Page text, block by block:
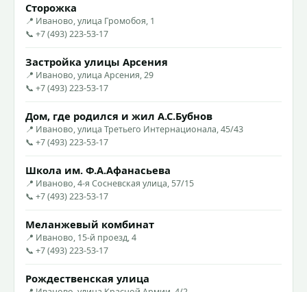
Сторожка
📍 Иваново, улица Громобоя, 1
📞 +7 (493) 223-53-17
Застройка улицы Арсения
📍 Иваново, улица Арсения, 29
📞 +7 (493) 223-53-17
Дом, где родился и жил А.С.Бубнов
📍 Иваново, улица Третьего Интернационала, 45/43
📞 +7 (493) 223-53-17
Школа им. Ф.А.Афанасьева
📍 Иваново, 4-я Сосневская улица, 57/15
📞 +7 (493) 223-53-17
Меланжевый комбинат
📍 Иваново, 15-й проезд, 4
📞 +7 (493) 223-53-17
Рождественская улица